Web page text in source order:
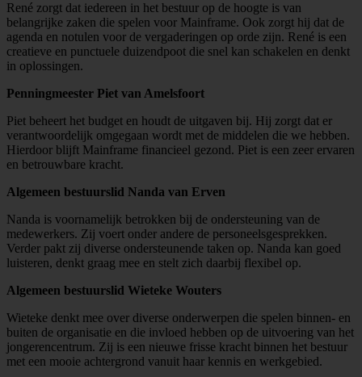
René zorgt dat iedereen in het bestuur op de hoogte is van
belangrijke zaken die spelen voor Mainframe. Ook zorgt hij dat de
agenda en notulen voor de vergaderingen op orde zijn. René is een
creatieve en punctuele duizendpoot die snel kan schakelen en denkt
in oplossingen.
Penningmeester Piet van Amelsfoort
Piet beheert het budget en houdt de uitgaven bij. Hij zorgt dat er
verantwoordelijk omgegaan wordt met de middelen die we hebben.
Hierdoor blijft Mainframe financieel gezond. Piet is een zeer ervaren
en betrouwbare kracht.
Algemeen bestuurslid Nanda van Erven
Nanda is voornamelijk betrokken bij de ondersteuning van de
medewerkers. Zij voert onder andere de personeelsgesprekken.
Verder pakt zij diverse ondersteunende taken op. Nanda kan goed
luisteren, denkt graag mee en stelt zich daarbij flexibel op.
Algemeen bestuurslid Wieteke Wouters
Wieteke denkt mee over diverse onderwerpen die spelen binnen- en
buiten de organisatie en die invloed hebben op de uitvoering van het
jongerencentrum. Zij is een nieuwe frisse kracht binnen het bestuur
met een mooie achtergrond vanuit haar kennis en werkgebied.